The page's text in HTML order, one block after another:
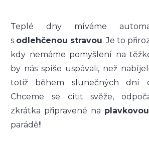
Teplé dny míváme
s odlehčenou stravou. Je to
kdy nemáme pomyšlení na
by nás spíše uspávali, než
totiž během slunečných dní
Chceme se cítit svěže,
zkrátka připravené na
parádě!!